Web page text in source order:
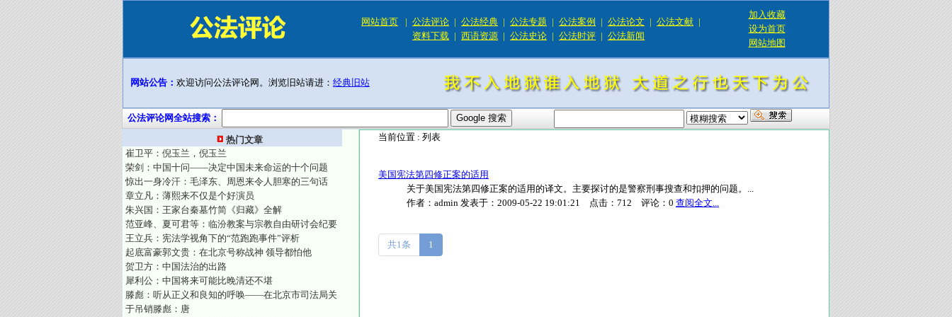
网站首页 | 公法评论 | 公法经典 | 公法专题 | 公法案例 | 公法论文 | 公法文献 |
资料下载 | 西语资源 | 公法史论 | 公法时评 | 公法新闻
加入收藏
设为首页
网站地图
网站公告： 欢迎访问公法评论网。浏览旧站请进： 经典旧站
公法评论网全站搜索：
热门文章
崔卫平：倪玉兰，倪玉兰
荣剑：中国十问——决定中国未来命运的十个问题
惊出一身冷汗：毛泽东、周恩来令人胆寒的三句话
章立凡：薄熙来不仅是个好演员
朱兴国：王家台秦墓竹简《归藏》全解
范亚峰、夏可君等：临汾教案与宗教自由研讨会纪要
王立兵：宪法学视角下的“范跑跑事件”评析
起底富豪郭文贵：在北京号称战神 领导都怕他
贺卫方：中国法治的出路
犀利公：中国将来可能比晚清还不堪
滕彪：听从正义和良知的呼唤——在北京市司法局关
于吊销滕彪：唐
当前位置 : 列表
美国宪法第四修正案的适用
关于美国宪法第四修正案的适用的译文。主要探讨的是警察刑事搜查和扣押的问题。...
作者： admin 发表于： 2009-05-22 19:01:21 点击： 712 评论： 0 查阅全文...
共1条 1